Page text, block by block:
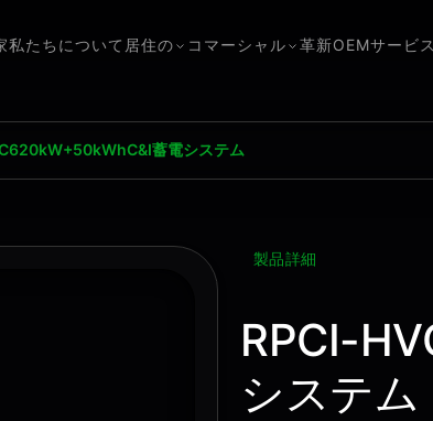
私たちについて 居住の コマーシャル 革新OEMサービス
蓄電システム
製品詳細
RPCI-
システム